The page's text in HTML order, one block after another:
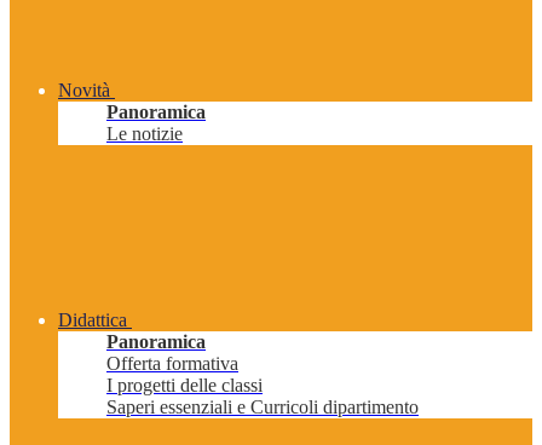
Novità
Panoramica
Le notizie
Didattica
Panoramica
Offerta formativa
I progetti delle classi
Saperi essenziali e Curricoli dipartimento